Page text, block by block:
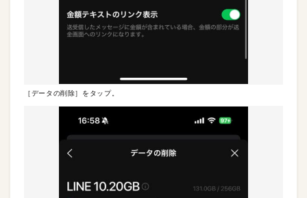
［データの削除］をタップ。